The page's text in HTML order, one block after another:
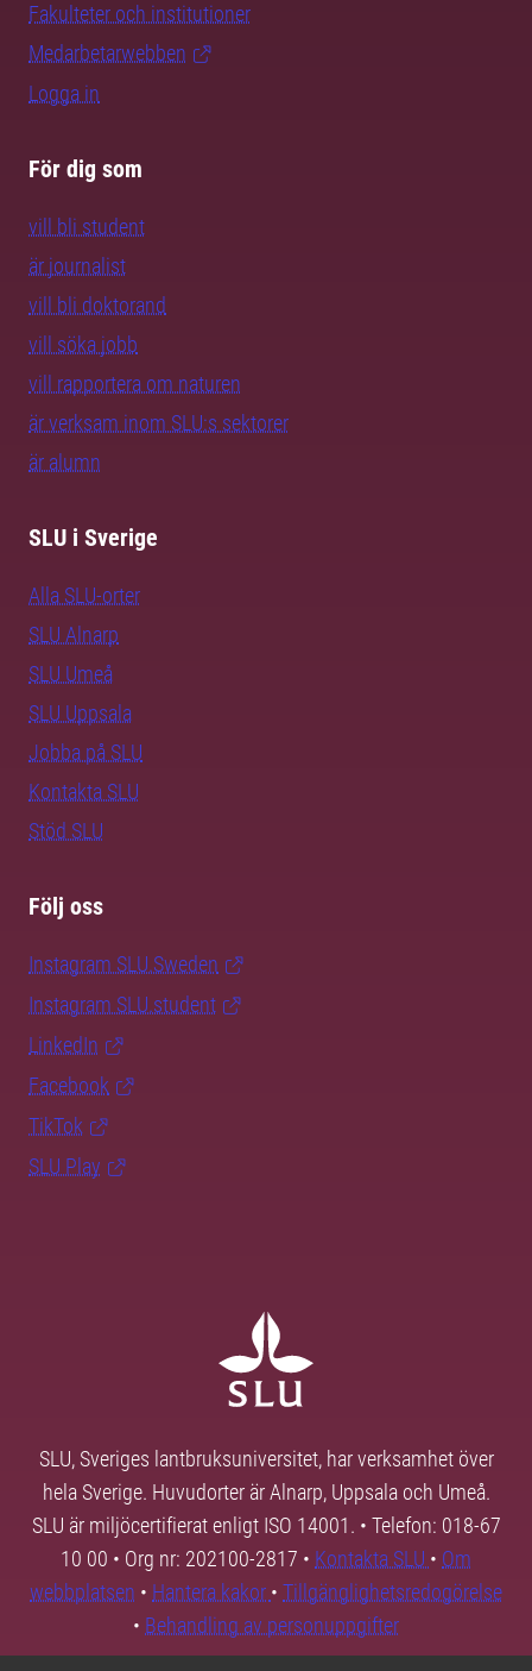
Fakulteter och institutioner
Medarbetarwebben
Logga in
För dig som
vill bli student
är journalist
vill bli doktorand
vill söka jobb
vill rapportera om naturen
är verksam inom SLU:s sektorer
är alumn
SLU i Sverige
Alla SLU-orter
SLU Alnarp
SLU Umeå
SLU Uppsala
Jobba på SLU
Kontakta SLU
Stöd SLU
Följ oss
Instagram SLU.Sweden
Instagram SLU.student
LinkedIn
Facebook
TikTok
SLU Play
SLU, Sveriges lantbruksuniversitet, har verksamhet över
hela Sverige. Huvudorter är Alnarp, Uppsala och Umeå.
SLU är miljöcertifierat enligt ISO 14001. • Telefon: 018-67
10 00 • Org nr: 202100-2817 • Kontakta SLU • Om
webbplatsen • Hantera kakor • Tillgänglighetsredogörelse
• Behandling av personuppgifter